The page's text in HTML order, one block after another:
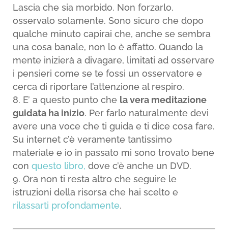
Lascia che sia morbido. Non forzarlo,
osservalo solamente. Sono sicuro che dopo
qualche minuto capirai che, anche se sembra
una cosa banale, non lo è affatto. Quando la
mente inizierà a divagare, limitati ad osservare
i pensieri come se te fossi un osservatore e
cerca di riportare l’attenzione al respiro.
E’ a questo punto che la vera meditazione
guidata ha inizio. Per farlo naturalmente devi
avere una voce che ti guida e ti dice cosa fare.
Su internet c’è veramente tantissimo
materiale e io in passato mi sono trovato bene
con questo libro, dove c’è anche un DVD.
Ora non ti resta altro che seguire le
istruzioni della risorsa che hai scelto e
rilassarti profondamente.